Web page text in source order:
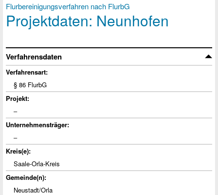
Flurbereinigungsverfahren nach FlurbG
Projektdaten: Neunhofen
Verfahrensdaten
Verfahrensart:
§ 86 FlurbG
Projekt:
‒
Unternehmensträger:
‒
Kreis(e):
Saale-Orla-Kreis
Gemeinde(n):
Neustadt/Orla